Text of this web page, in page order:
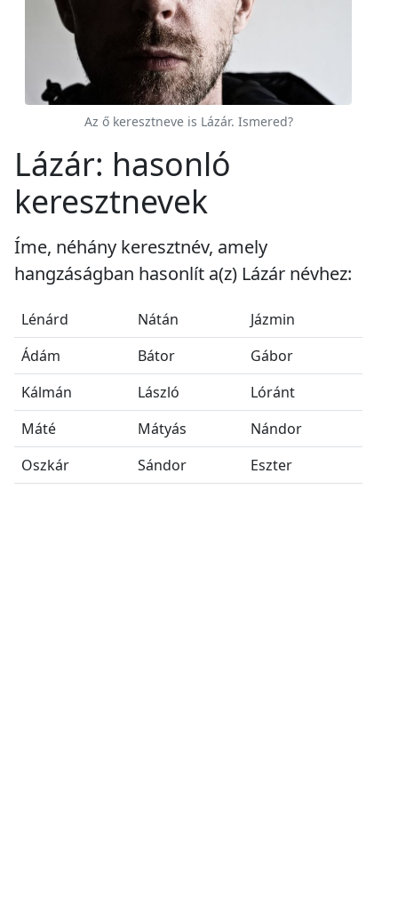
Az ő keresztneve is Lázár. Ismered?
Lázár: hasonló
keresztnevek
Íme, néhány keresztnév, amely
hangzáságban hasonlít a(z) Lázár névhez:
Lénárd Nátán
Jázmin
Ádám
Bátor
Gábor
Kálmán
László
Lóránt
Máté
Mátyás
Nándor
Oszkár
Sándor Eszter